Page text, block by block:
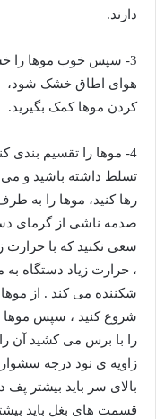
دارند.
3- سپس خوب موها را
هوای اطاق خشک شود،
کردن موها کمک بگیرید.
4- موها را تقسیم بندی
تسلط داشته باشید و می
رها کنید، موها را به
صدمه ناشی از گرمای
سعی نکنید که با حرارت
، حرارت زیاد دستگاه به
شکننده می کند . از
شروع کنید ، سپس موها
را با برس می کشید آن
زاویه ی نود درجه
بالای سر باید بیشتر
قسمت های بغل باید